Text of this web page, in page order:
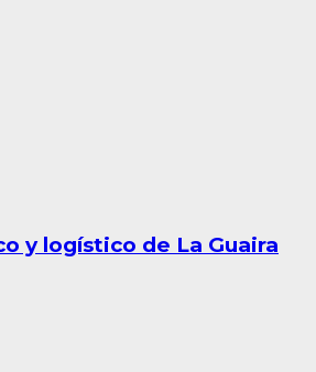
y logístico de La Guaira